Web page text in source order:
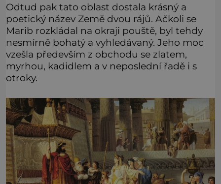
Odtud pak tato oblast dostala krásný a
poetický název Země dvou rájů. Ačkoli se
Marib rozkládal na okraji pouště, byl tehdy
nesmírně bohatý a vyhledávaný. Jeho moc
vzešla především z obchodu se zlatem,
myrhou, kadidlem a v neposlední řadě i s
otroky.